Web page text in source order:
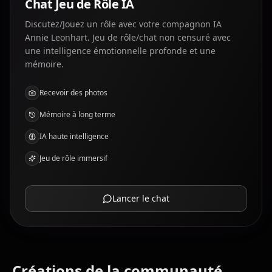
Chat Jeu de Rôle IA
Discutez/Jouez un rôle avec votre compagnon IA
Annie Leonhart. Jeu de rôle/chat non censuré avec
une intelligence émotionnelle profonde et une
mémoire.
Recevoir des photos
Mémoire à long terme
IA haute intelligence
Jeu de rôle immersif
Lancer le chat